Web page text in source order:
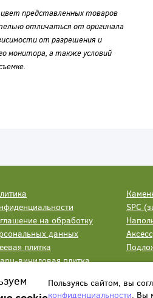
представленных товаров
отличаться от оригинала
от разрешения и
монитора, а также условий
на обработку
данных
плитка
виниловая плитка
SPC
Пользуясь сайтом, вы
конфиденциальности. Вы